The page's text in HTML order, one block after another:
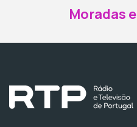
Moradas